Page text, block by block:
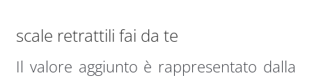
scale retrattili fai da te
Il valore aggiunto è rappresentato dalla